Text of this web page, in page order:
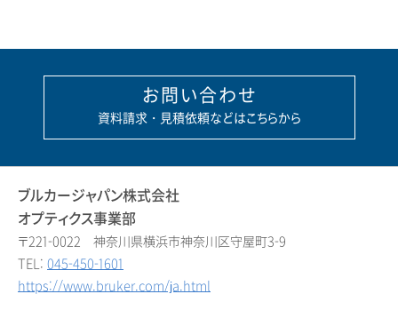
お問い合わせ
資料請求・見積依頼などはこちらから
ブルカージャパン株式会社
オプティクス事業部
〒221-0022 神奈川県横浜市神奈川区守屋町3-9
TEL: 045-450-1601
https://www.bruker.com/ja.html